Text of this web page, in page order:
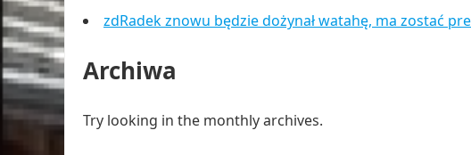
zdRadek znowu będzie dożynał watahę, ma zostać
Archiwa
Try looking in the monthly archives.